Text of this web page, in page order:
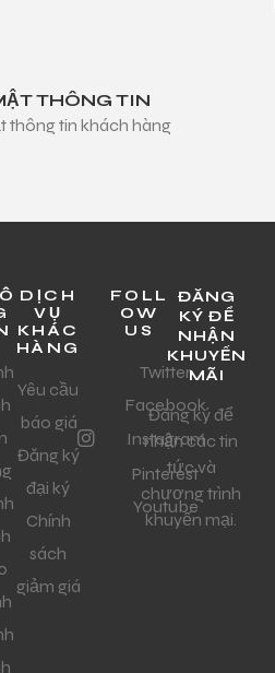
THÔNG TIN
thông tin khách hàng
DỊCH
VỤ
KHÁC
HÀNG
Yêu cầu
báo giá
Đăng ký
đại ký
Chính
sách
giảm giá
FOLL
OW
US
Twitter
Facebook
Instagram
Pinterest
Youtube
ĐĂNG
KÝ ĐỂ
NHẬN
KHUYẾN
MÃI
Đăng ký để
nhận các tin
tức và
chương trình
khuyến mại.